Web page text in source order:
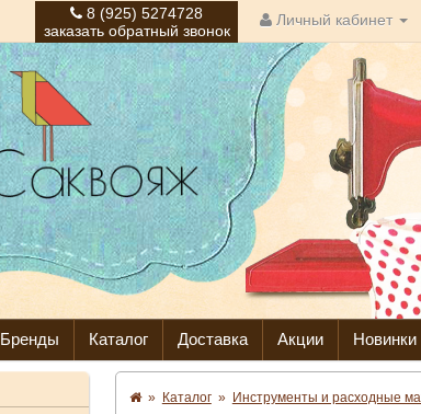
8 (925) 5274728
заказать обратный звонок
Личный кабинет
Бренды Каталог Доставка Акции Новинки
» Каталог » Инструменты и расходные